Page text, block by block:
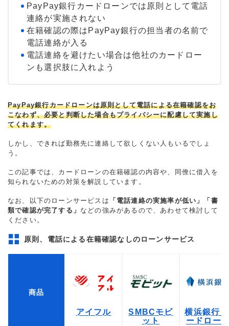
＞＞公式ページ
PayPay銀行カードローンでは原則として電話
連絡が実施されない
在籍確認の際はPayPay銀行の担当者の名前で
電話連絡が入る
電話連絡を避けたい場合は他社のカードロー
ンも選択肢に入れよう
PayPay銀行カードローンは原則として電話による在籍確認をお
こなわず、必要と判断した場合もプライバシーに配慮して実施し
てくれます。
しかし、できれば勤務先に連絡して欲しくない人もいるでしょ
う。
この記事では、カードローンの在籍確認の内容や、同僚に借入を
知られないための対策を解説しています。
なお、以下のローンサービスは 「電話連絡の実施率が低い」「書
類で確認が完了する」 などの強みがあるので、あわせて検討して
ください。
原則、電話による在籍確認なしのローンサービス
商品
アイフル
SMBCモビ
ット
横浜銀行
ードロー